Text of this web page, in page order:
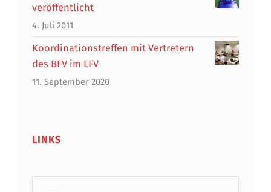
veröffentlicht
4. Juli 2011
Koordinationstreffen mit Vertretern
des BFV im LFV
11. September 2020
LINKS